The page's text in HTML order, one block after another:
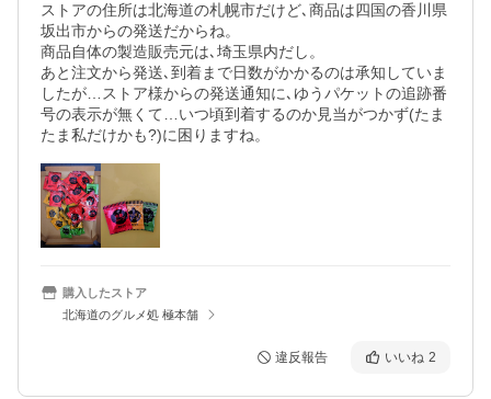
ストアの住所は北海道の札幌市だけど､商品は四国の香川県
坂出市からの発送だからね。
商品自体の製造販売元は､埼玉県内だし。
あと注文から発送､到着まで日数がかかるのは承知していま
したが…ストア様からの発送通知に､ゆうパケットの追跡番
号の表示が無くて…いつ頃到着するのか見当がつかず(たま
購入したストア
北海道のグルメ処 極本舗
違反報告 いいね 2